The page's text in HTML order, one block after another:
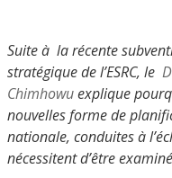
Suite à la récente
stratégique de l’ESRC, le
Chimhowuexplique
nouvelles forme de
nationale, conduites à
nécessitent d’être